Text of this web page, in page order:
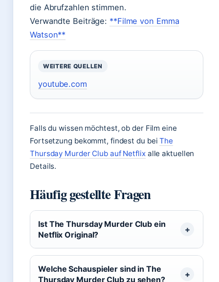
die Abrufzahlen stimmen.
Verwandte Beiträge: **Filme von Emma
Watson**
WEITERE QUELLEN
youtube.com
Falls du wissen möchtest, ob der Film eine
Fortsetzung bekommt, findest du beiThe
Thursday Murder Club auf Netflixalle aktuellen
Details.
Häufig gestellte Fragen
Ist The Thursday Murder Club ein
Netflix Original?
Welche Schauspieler sind in The
Thursday Murder Club zu sehen?